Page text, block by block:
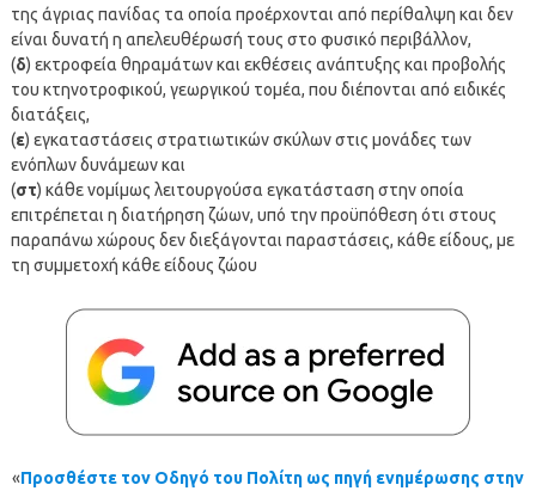
της άγριας πανίδας τα οποία προέρχονται από περίθαλψη και δεν
είναι δυνατή η απελευθέρωσή τους στο φυσικό περιβάλλον,
(δ) εκτροφεία θηραμάτων και εκθέσεις ανάπτυξης και προβολής
του κτηνοτροφικού, γεωργικού τομέα, που διέπονται από ειδικές
διατάξεις,
(ε) εγκαταστάσεις στρατιωτικών σκύλων στις μονάδες των
ενόπλων δυνάμεων και
(στ) κάθε νομίμως λειτουργούσα εγκατάσταση στην οποία
επιτρέπεται η διατήρηση ζώων, υπό την προϋπόθεση ότι στους
παραπάνω χώρους δεν διεξάγονται παραστάσεις, κάθε είδους, με
τη συμμετοχή κάθε είδους ζώου
«Προσθέστε τον Οδηγό του Πολίτη ως πηγή ενημέρωσης στην